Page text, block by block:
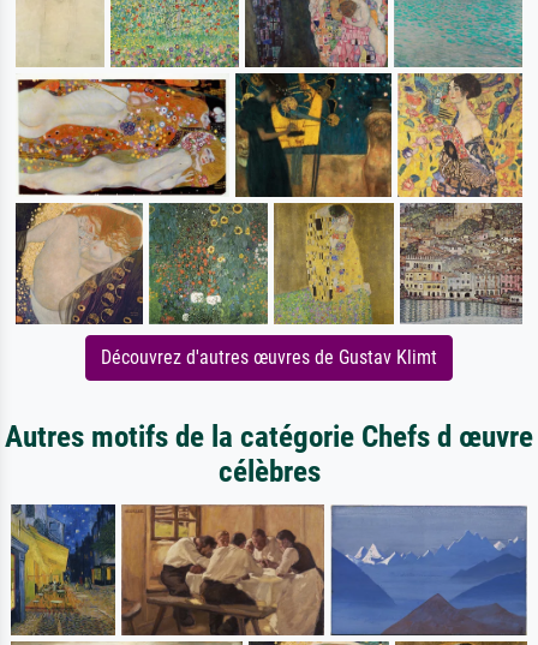
Découvrez d'autres œuvres de Gustav Klimt
Autres motifs de la catégorie Chefs d œuvre
célèbres